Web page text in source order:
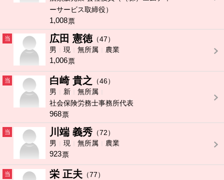
ーサービス取締役）
1,008票
当 広田 憲徳 （47）
男
現 無所属 農業
1,006票
当 白崎 貴之
（46）
男
新
無所属
社会保険労務士事務所代表
968票
当 川端 義秀 （72）
男
現 無所属 農業
923票
当 栄 正夫 （77）